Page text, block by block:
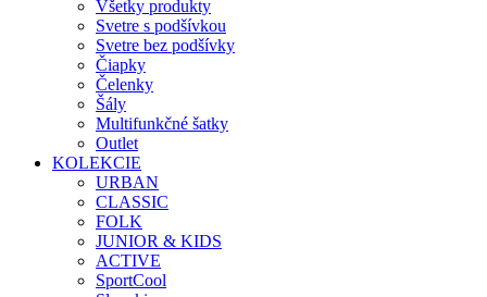
Všetky produkty
Svetre s podšívkou
Svetre bez podšívky
Čiapky
Čelenky
Šály
Multifunkčné šatky
Outlet
KOLEKCIE
URBAN
CLASSIC
FOLK
JUNIOR & KIDS
ACTIVE
SportCool